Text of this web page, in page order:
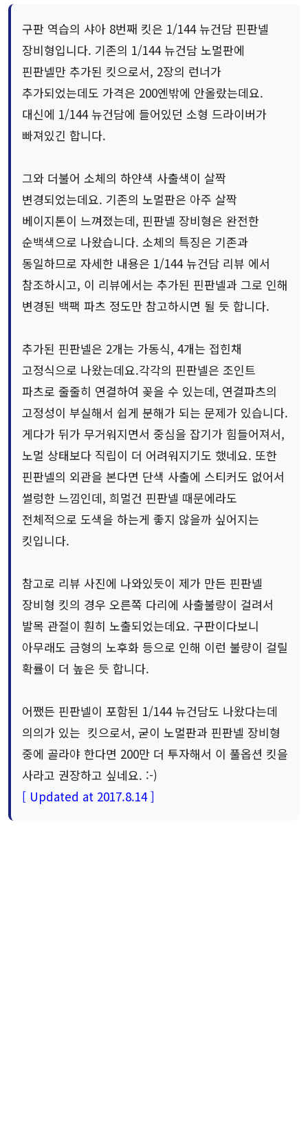
구판 역습의 샤아 8번째 킷은 1/144 뉴건담 핀판넬
장비형입니다. 기존의 1/144 뉴건담 노멀판에
핀판넬만 추가된 킷으로서, 2장의 런너가
추가되었는데도 가격은 200엔밖에 안올랐는데요.
대신에 1/144 뉴건담에 들어있던 소형 드라이버가
빠져있긴 합니다.
그와 더불어 소체의 하얀색 사출색이 살짝
변경되었는데요. 기존의 노멀판은 아주 살짝
베이지톤이 느껴졌는데, 핀판넬 장비형은 완전한
순백색으로 나왔습니다. 소체의 특징은 기존과
동일하므로 자세한 내용은 1/144 뉴건담 리뷰 에서
참조하시고, 이 리뷰에서는 추가된 핀판넬과 그로 인해
변경된 백팩 파츠 정도만 참고하시면 될 듯 합니다.
추가된 핀판넬은 2개는 가동식, 4개는 접힌채
고정식으로 나왔는데요.각각의 핀판넬은 조인트
파츠로 줄줄히 연결하여 꽂을 수 있는데, 연결파츠의
고정성이 부실해서 쉽게 분해가 되는 문제가 있습니다.
게다가 뒤가 무거워지면서 중심을 잡기가 힘들어져서,
노멀 상태보다 직립이 더 어려워지기도 했네요. 또한
핀판넬의 외관을 본다면 단색 사출에 스티커도 없어서
썰렁한 느낌인데, 희멀건 핀판넬 때문에라도
전체적으로 도색을 하는게 좋지 않을까 싶어지는
킷입니다.
참고로 리뷰 사진에 나와있듯이 제가 만든 핀판넬
장비형 킷의 경우 오른쪽 다리에 사출불량이 걸려서
발목 관절이 훤히 노출되었는데요. 구판이다보니
아무래도 금형의 노후화 등으로 인해 이런 불량이 걸릴
확률이 더 높은 듯 합니다.
어쨌든 핀판넬이 포함된 1/144 뉴건담도 나왔다는데
의의가 있는 킷으로서, 굳이 노멀판과 핀판넬 장비형
중에 골라야 한다면 200만 더 투자해서 이 풀옵션 킷을
사라고 권장하고 싶네요. :-)
[ Updated at 2017.8.14 ]